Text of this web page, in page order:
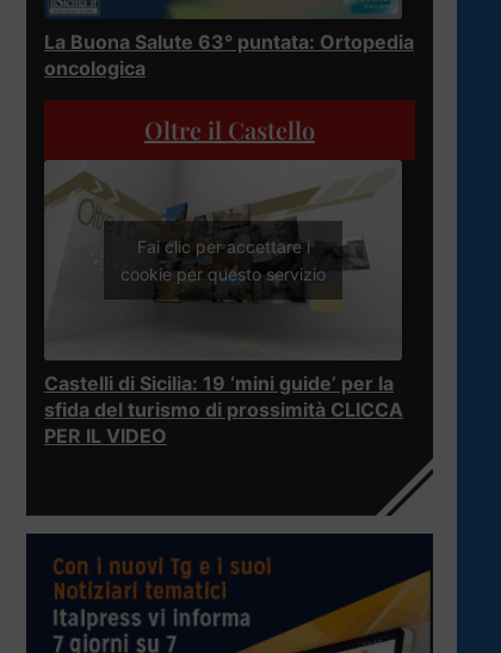
La Buona Salute 63° puntata: Ortopedia
oncologica
Oltre il Castello
Fai clic per accettare i
cookie per questo servizio
Castelli di Sicilia: 19 ‘mini guide’ per la
sfida del turismo di prossimità CLICCA
PER IL VIDEO